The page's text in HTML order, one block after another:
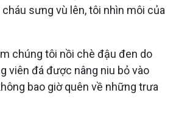
sưng vù lên, tôi nhìn môi của
chúng tôi nồi chè đậu đen do
viên đá được nâng niu bỏ vào
bao giờ quên về những trưa